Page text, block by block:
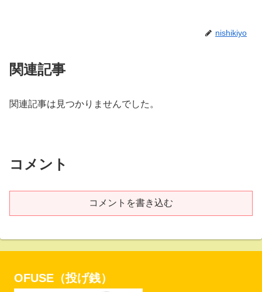
nishikiyo
関連記事
関連記事は見つかりませんでした。
コメント
コメントを書き込む
OFUSE（投げ銭）